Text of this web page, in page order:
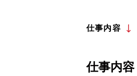
仕事内容
仕事内容